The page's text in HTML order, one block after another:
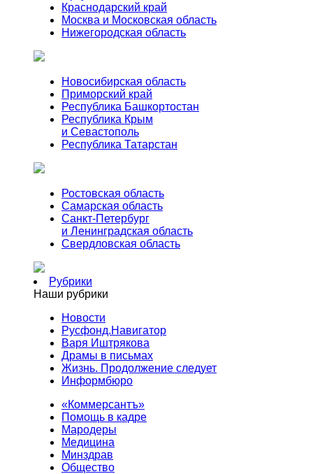
Краснодарский край
Москва и Московская область
Нижегородская область
Новосибирская область
Приморский край
Республика Башкортостан
Республика Крым
и Севастополь
Республика Татарстан
Ростовская область
Самарская область
Санкт-Петербург
и Ленинградская область
Свердловская область
Рубрики
Наши рубрики
Новости
Русфонд.Навигатор
Варя Иштрякова
Драмы в письмах
Жизнь. Продолжение следует
Информбюро
«Коммерсантъ»
Помощь в кадре
Мародеры
Медицина
Минздрав
Общество